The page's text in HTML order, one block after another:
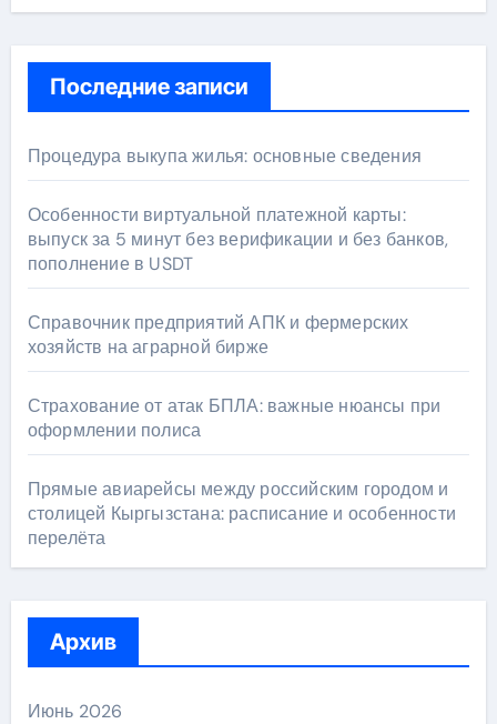
Последние записи
Процедура выкупа жилья: основные сведения
Особенности виртуальной платежной карты:
выпуск за 5 минут без верификации и без банков,
пополнение в USDT
Справочник предприятий АПК и фермерских
хозяйств на аграрной бирже
Страхование от атак БПЛА: важные нюансы при
оформлении полиса
Прямые авиарейсы между российским городом и
столицей Кыргызстана: расписание и особенности
перелёта
Архив
Июнь 2026